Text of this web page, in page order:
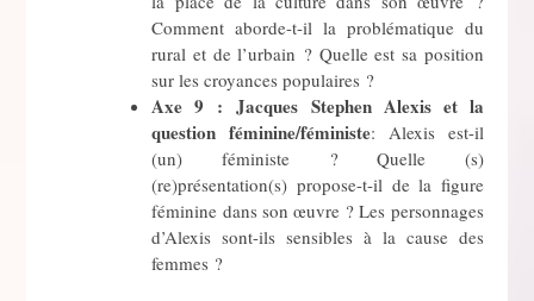
Comment aborde-t-il la problématique du
rural et de l’urbain ? Quelle est sa position
sur les croyances populaires ?
Axe 9 : Jacques Stephen Alexis et la
question féminine/féministe: Alexis est-il
(un) féministe ? Quelle (s)
(re)présentation(s) propose-t-il de la figure
féminine dans son œuvre ? Les personnages
d’Alexis sont-ils sensibles à la cause des
femmes ?